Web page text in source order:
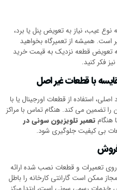
نوع عیب، نیاز به تعویض پنل یا برد،
است. همیشه از تعمیرگاه بخواهید
تعویض قطعه نزدیک به قیمت خرید
فکر کنید.
با قطعات غیر اصل
استفاده از قطعات اورجینال یا با
را تضمین می کند. هنگام تماس با مراکز
هنگام تعمیر تلویزیون سونی در
بی کیفیت جلوگیری شود.
روی تعمیرات و قطعات نصب شده ارائه
ممکن است گارانتی کارخانه را باطل